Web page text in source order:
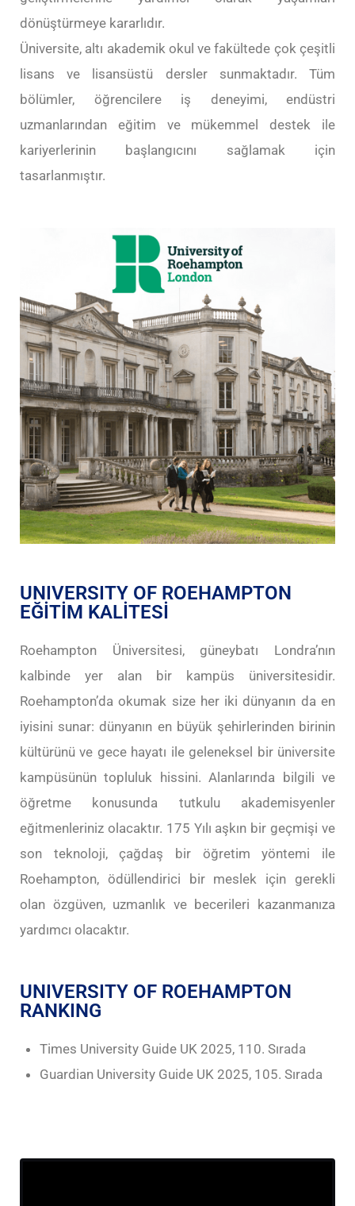
dönüştürmeye kararlıdır.
Üniversite, altı akademik okul ve fakültede çok çeşitli
lisans ve lisansüstü dersler sunmaktadır. Tüm
bölümler, öğrencilere iş deneyimi, endüstri
uzmanlarından eğitim ve mükemmel destek ile
kariyerlerinin başlangıcını sağlamak için
tasarlanmıştır.
UNIVERSITY OF ROEHAMPTON
EĞİTİM KALİTESİ
Roehampton Üniversitesi, güneybatı Londra’nın
kalbinde yer alan bir kampüs üniversitesidir.
Roehampton’da okumak size her iki dünyanın da en
iyisini sunar: dünyanın en büyük şehirlerinden birinin
kültürünü ve gece hayatı ile geleneksel bir üniversite
kampüsünün topluluk hissini. Alanlarında bilgili ve
öğretme konusunda tutkulu akademisyenler
eğitmenleriniz olacaktır. 175 Yılı aşkın bir geçmişi ve
son teknoloji, çağdaş bir öğretim yöntemi ile
Roehampton, ödüllendirici bir meslek için gerekli
olan özgüven, uzmanlık ve becerileri kazanmanıza
yardımcı olacaktır.
UNIVERSITY OF ROEHAMPTON
RANKING
Times University Guide UK 2025, 110. Sırada
Guardian University Guide UK 2025, 105. Sırada